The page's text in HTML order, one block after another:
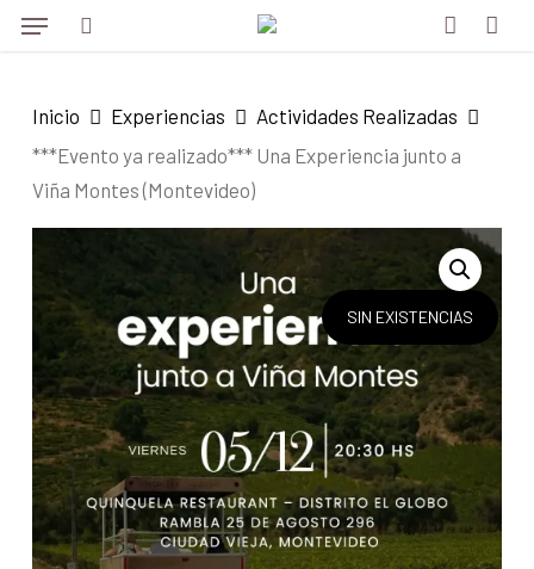
Skip
content
Menu
Inicio Experiencias
Actividades Realizadas
***Evento ya realizado*** Una Experiencia junto a
Viña Montes (Montevideo)
SIN EXISTENCIAS